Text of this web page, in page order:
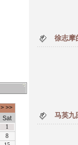
徐志摩
马英九